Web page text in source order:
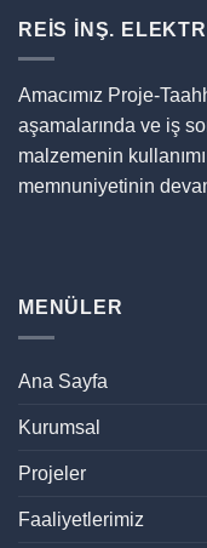
REİS İNŞ.
Amacımız Proje-
aşamalarında ve iş
malzemenin
memnuniyetinin
MENÜLER
Ana Sayfa
Kurumsal
Projeler
Faaliyetlerimiz